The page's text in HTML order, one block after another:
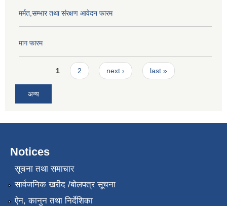
मर्मत,सम्भार तथा संरक्षण आवेदन फारम
माग फारम
Pages1 2 next › last »
अन्य
Notices
सूचना तथा समाचार
सार्वजनिक खरीद /बोलपत्र सूचना
ऐन, कानुन तथा निर्देशिका